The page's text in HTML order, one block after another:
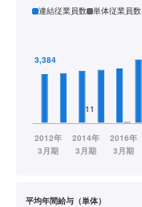
連結従業員数 単体従業員数
平均年間給与（単体）